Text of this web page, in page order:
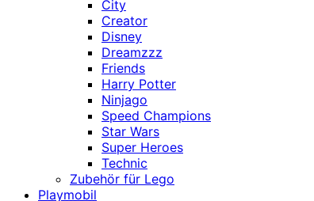
City
Creator
Disney
Dreamzzz
Friends
Harry Potter
Ninjago
Speed Champions
Star Wars
Super Heroes
Technic
Zubehör für Lego
Playmobil